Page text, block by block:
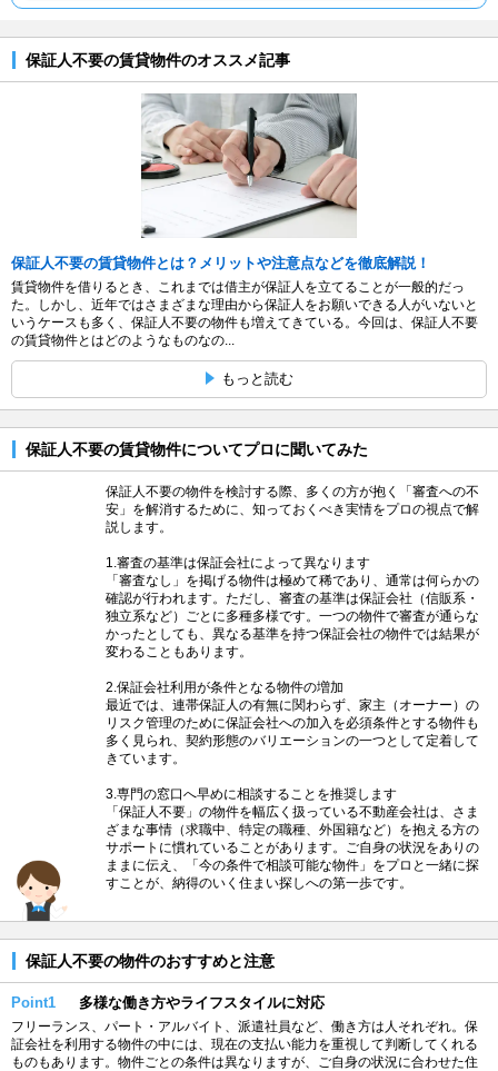
保証人不要の賃貸物件のオススメ記事
保証人不要の賃貸物件とは？メリットや注意点などを徹底解説！
賃貸物件を借りるとき、これまでは借主が保証人を立てることが一般的だっ
た。しかし、近年ではさまざまな理由から保証人をお願いできる人がいないと
いうケースも多く、保証人不要の物件も増えてきている。今回は、保証人不要
の賃貸物件とはどのようなものなの...
もっと読む
保証人不要の賃貸物件についてプロに聞いてみた
保証人不要の物件を検討する際、多くの方が抱く「審査への不
安」を解消するために、知っておくべき実情をプロの視点で解
説します。
1.審査の基準は保証会社によって異なります
「審査なし」を掲げる物件は極めて稀であり、通常は何らかの
確認が行われます。ただし、審査の基準は保証会社（信販系・
独立系など）ごとに多種多様です。一つの物件で審査が通らな
かったとしても、異なる基準を持つ保証会社の物件では結果が
変わることもあります。
2.保証会社利用が条件となる物件の増加
最近では、連帯保証人の有無に関わらず、家主（オーナー）の
リスク管理のために保証会社への加入を必須条件とする物件も
多く見られ、契約形態のバリエーションの一つとして定着して
きています。
3.専門の窓口へ早めに相談することを推奨します
「保証人不要」の物件を幅広く扱っている不動産会社は、さま
ざまな事情（求職中、特定の職種、外国籍など）を抱える方の
サポートに慣れていることがあります。ご自身の状況をありの
ままに伝え、「今の条件で相談可能な物件」をプロと一緒に探
すことが、納得のいく住まい探しへの第一歩です。
保証人不要の物件のおすすめと注意
Point1 多様な働き方やライフスタイルに対応
フリーランス、パート・アルバイト、派遣社員など、働き方は人それぞれ。保
証会社を利用する物件の中には、現在の支払い能力を重視して判断してくれる
ものもあります。物件ごとの条件は異なりますが、ご自身の状況に合わせた住